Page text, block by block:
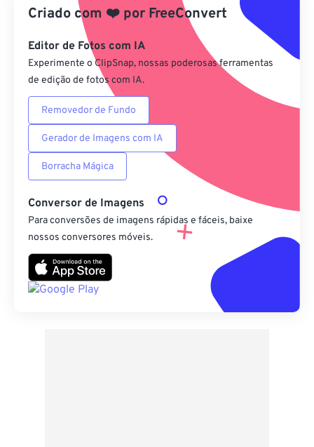
Salvar como predefinição
Criado com ❤️ por FreeConvert
Editor de Fotos com IA
Experimente o ClipSnap, nossas poderosas ferramentas
de edição de fotos com IA.
Removedor de Fundo
Gerador de Imagens com IA
Borracha Mágica
Conversor de Imagens
Para conversões de imagens rápidas e fáceis, baixe
nossos conversores móveis.